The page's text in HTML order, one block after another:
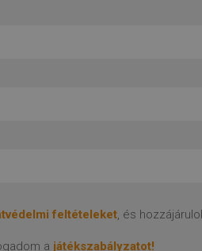
feltételeket, és
a játékszabályzatot!